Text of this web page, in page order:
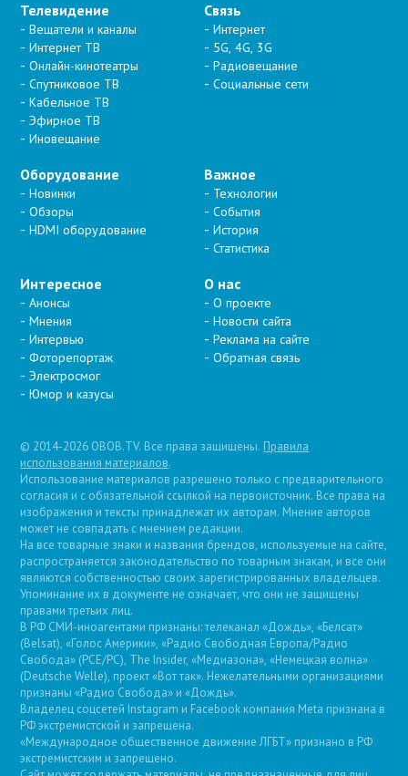
Телевидение
Вещатели и каналы
Интернет ТВ
Онлайн-кинотеатры
Спутниковое ТВ
Кабельное ТВ
Эфирное ТВ
Иновещание
Связь
Интернет
5G, 4G, 3G
Радиовещание
Социальные сети
Оборудование
Новинки
Обзоры
HDMI оборудование
Важное
Технологии
События
История
Статистика
Интересное
Анонсы
Мнения
Интервью
Фоторепортаж
Электросмог
Юмор и казусы
О нас
О проекте
Новости сайта
Реклама на сайте
Обратная связь
© 2014-2026 OBOB.TV. Все права защищены. Правила
использования материалов.
Использование материалов разрешено только с предварительного
согласия и с обязательной ссылкой на первоисточник. Все права на
изображения и тексты принадлежат их авторам. Мнение авторов
может не совпадать с мнением редакции.
На все товарные знаки и названия брендов, используемые на сайте,
распространяется законодательство по товарным знакам, и все они
являются собственностью своих зарегистрированных владельцев.
Упоминание их в документе не означает, что они не защищены
правами третьих лиц.
В РФ СМИ-иноагентами признаны: телеканал «Дождь», «Белсат»
(Belsat), «Голос Америки», «Радио Свободная Европа/Радио
Свобода» (PCE/PC), The Insider, «Медиазона», «Немецкая волна»
(Deutsche Welle), проект «Вот так». Нежелательными организациями
признаны «Радио Свобода» и «Дождь».
Владелец соцсетей Instagram и Facebook компания Metа признана в
РФ экстремистской и запрещена.
«Международное общественное движение ЛГБТ» признано в РФ
экстремистским и запрещено.